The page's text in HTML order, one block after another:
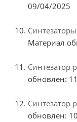
09/04/2025
Материал
Синтезатор
обновлен:
Синтезатор
обновлен: